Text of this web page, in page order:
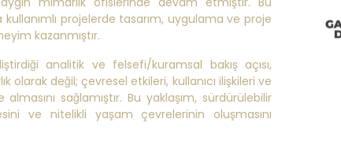
projelerde tasarım, uygulama ve proje
kazanmıştır.
analitik ve felsefi/kuramsal bakış açısı,
olarak değil; çevresel etkileri, kullanıcı ilişkileri ve
sağlamıştır. Bu yaklaşım, sürdürülebilir
ve nitelikli yaşam çevrelerinin oluşmasını